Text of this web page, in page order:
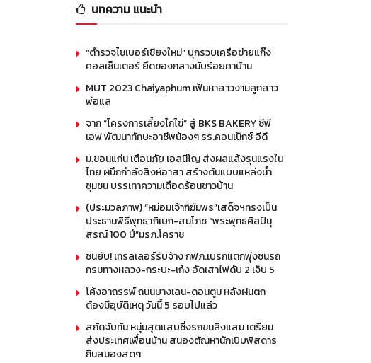
บทความ แนะนำ
“ตำรวจไซเบอร์เชียงใหม่” บุกรวบเครือข่ายแก๊ง
คอลเซ็นเตอร์ ยึดของกลางนับร้อยคาบ้าน
MUT 2023 Chaiyaphum เฟ้นหาสาวงามลูกสาว
พ่อแล
จาก “โครงการเลี้ยงไก่ไข่” สู่ BKS BAKERY ซีพี
เอฟ พัฒนาทักษะอาชีพน้องๆ รร.คอนเน็กซ์ อีดี
ม.ขอนแก่น เตือนภัย เอลนีโญ ส่งผลแล้งรุนแรงใน
ไทย ผนึกกำลังสิงห์อาสา สร้างต้นแบบแหล่งน้ำ
ชุมชน บรรเทาความเดือดร้อนชาวบ้าน
(ประมวลภาพ) “หม่อมเจ้าฑิฆัมพร”เสด็จฯทรงเป็น
ประธานพิธีพุทธาภิเษก-สมโภช “พระพุทธศิลป์นุ
สรณ์ 100 ปี”มรภ.โคราช
ชนยับ! เทรลเลอร์รับจ้าง กฟภ.เบรกแตกพุ่งชนรถ
กรมทางหลวง-กระบะ-เก๋ง อัดเสาไฟดับ 2 เจ็บ 5
โค้งอาถรรพ์ ถนนบางเลน-ดอนตูม หลังฝนตก
ต้องมีอุบัติเหตุ วันนี้ 5 รอบไปแล้ว
สกัดจับทัน หนุ่มสุดแสบซิ่งรถขนลิงแสม เตรียม
ส่งประเทศเพื่อนบ้าน สนองตัณหานักเปิบพิสดาร
กินสมองสดๆ